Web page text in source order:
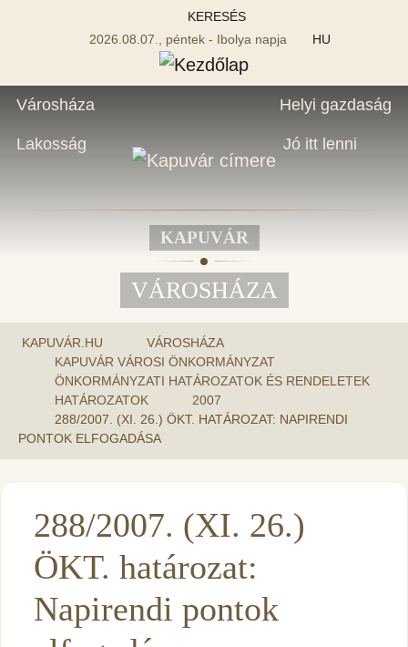
KERESÉS
2026.08.07., péntek - Ibolya napja
HU
Városháza
Lakosság
Helyi gazdaság
Jó itt lenni
KAPUVÁR
VÁROSHÁZA
KAPUVÁR.HU
VÁROSHÁZA
KAPUVÁR VÁROSI ÖNKORMÁNYZAT
ÖNKORMÁNYZATI HATÁROZATOK ÉS RENDELETEK
HATÁROZATOK
2007
288/2007. (XI. 26.) ÖKT. HATÁROZAT: NAPIRENDI
PONTOK ELFOGADÁSA
288/2007. (XI. 26.)
ÖKT. határozat:
Napirendi pontok